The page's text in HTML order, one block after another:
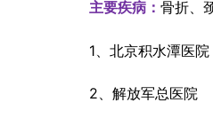
主要疾病： 骨折、
1、北京积水潭医院
2、解放军总医院